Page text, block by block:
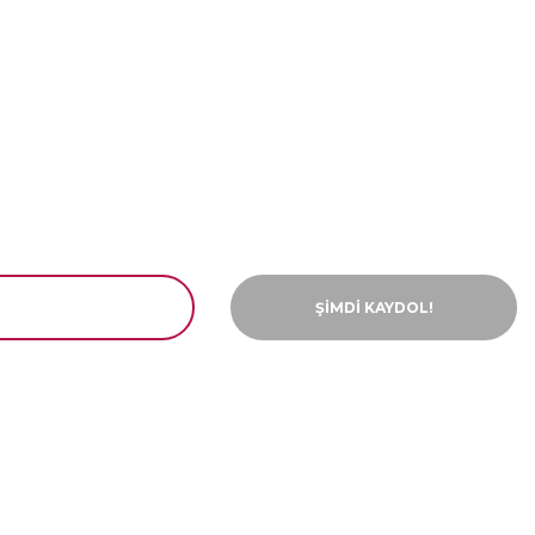
ŞİMDİ KAYDOL!